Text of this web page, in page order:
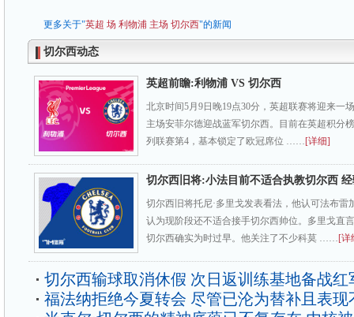
更多关于"英超 场 利物浦 主场 切尔西"的新闻
切尔西动态
英超前瞻:利物浦 VS 切尔西
北京时间5月9日晚19点30分，英超联赛将迎来一
主场安菲尔德迎战蓝军切尔西。目前在英超积分
列联赛第4，基本锁定了欧冠席位 ……[详细]
切尔西旧将:小法目前不适合执教切尔西
切尔西旧将托尼·多里戈发表看法，他认可法布雷
认为现阶段还不适合接手切尔西帅位。多里戈直
切尔西确实为时过早。他关注了不少科莫 ……[详
切尔西输球取消休假 次日返训练基地备战红
福法纳拒绝今夏转会 尽管已沦为替补且表现